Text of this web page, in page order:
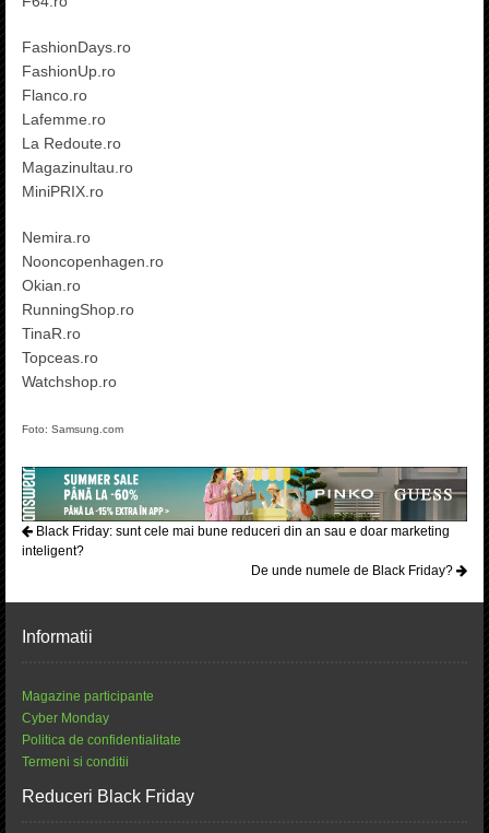
FashionDays.ro
FashionUp.ro
Flanco.ro
Lafemme.ro
La Redoute.ro
Magazinultau.ro
MiniPRIX.ro
Nemira.ro
Nooncopenhagen.ro
Okian.ro
RunningShop.ro
TinaR.ro
Topceas.ro
Watchshop.ro
Foto: Samsung.com
Black Friday: sunt cele mai bune reduceri din an sau e doar marketing
inteligent?
De unde numele de Black Friday?
Informatii
Magazine participante
Cyber Monday
Politica de confidentialitate
Termeni si conditii
Reduceri Black Friday